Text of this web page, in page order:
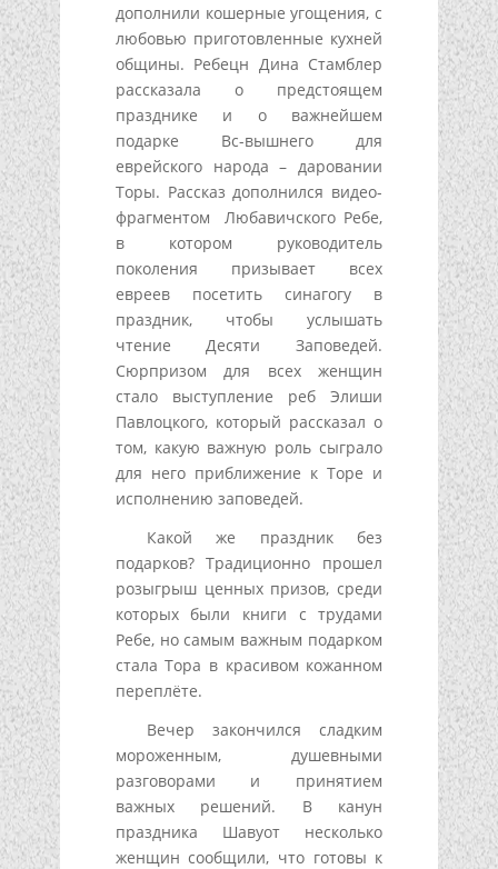
дополнили кошерные угощения, с
любовью приготовленные кухней
общины. Ребецн Дина Стамблер
рассказала о предстоящем
празднике и о важнейшем
подарке Вс-вышнего для
еврейского народа – даровании
Торы. Рассказ дополнился видео-
фрагментом Любавичского Ребе,
в котором руководитель
поколения призывает всех
евреев посетить синагогу в
праздник, чтобы услышать
чтение Десяти Заповедей.
Сюрпризом для всех женщин
стало выступление реб Элиши
Павлоцкого, который рассказал о
том, какую важную роль сыграло
для него приближение к Торе и
исполнению заповедей.
Какой же праздник без
подарков? Традиционно прошел
розыгрыш ценных призов, среди
которых были книги с трудами
Ребе, но самым важным подарком
стала Тора в красивом кожанном
переплёте.
Вечер закончился сладким
мороженным, душевными
разговорами и принятием
важных решений. В канун
праздника Шавуот несколько
женщин сообщили, что готовы к